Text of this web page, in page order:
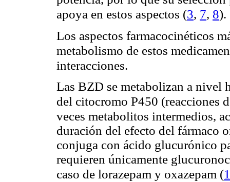
apoya en estos aspectos (3, 7, 8).
Los aspectos farmacocinéticos
metabolismo de estos
interacciones.
Las BZD se metabolizan a nivel
del citocromo P450 (reacciones
veces metabolitos intermedios,
duración del efecto del fármaco
conjuga con ácido glucurónico
requieren únicamente
caso de lorazepam y oxazepam (1